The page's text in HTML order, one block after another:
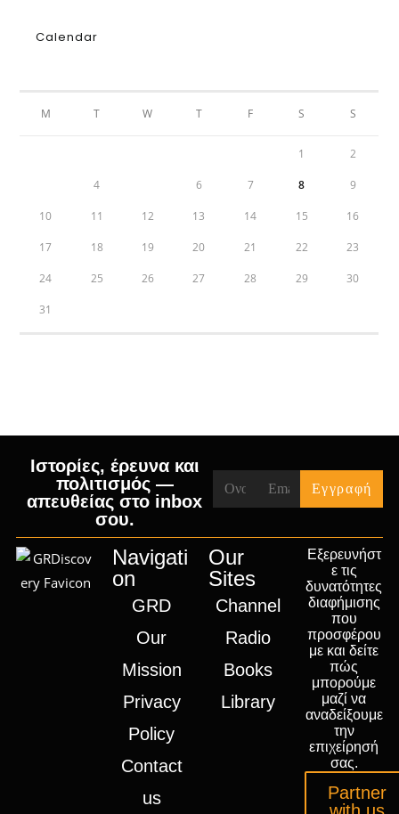
Calendar
M T W T F S S
1 2
4 6 7 8 9
10 11 12 13 14 15 16
17 18 19 20 21 22 23
24 25 26 27 28 29 30
31
Ιστορίες, έρευνα και
πολιτισμός —
απευθείας στο inbox
σου.
Navigati
on
GRD
Our
Mission
Privacy
Policy
Contact
us
Our
Sites
Channel
Radio
Books
Library
Εξερευνήστ
ε τις
δυνατότητες
διαφήμισης
που
προσφέρου
με και δείτε
πώς
μπορούμε
μαζί να
αναδείξουμε
την
επιχείρησή
σας.
Partner